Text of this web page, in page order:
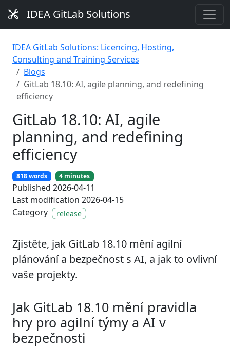
IDEA GitLab Solutions
IDEA GitLab Solutions: Licencing, Hosting,
Consulting and Training Services
Blogs
GitLab 18.10: AI, agile planning, and redefining
efficiency
GitLab 18.10: AI, agile
planning, and redefining
efficiency
818 words 4 minutes
Published 2026-04-11
Last modification 2026-04-15
Category
release
Zjistěte, jak GitLab 18.10 mění agilní
plánování a bezpečnost s AI, a jak to ovlivní
vaše projekty.
Jak GitLab 18.10 mění pravidla
hry pro agilní týmy a AI v
bezpečnosti